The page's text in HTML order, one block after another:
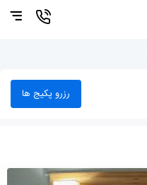
رزرو پکیج ها